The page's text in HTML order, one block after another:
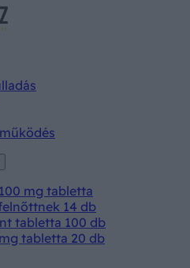
mg tabletta
14 db
tabletta 100 db
tabletta 20 db